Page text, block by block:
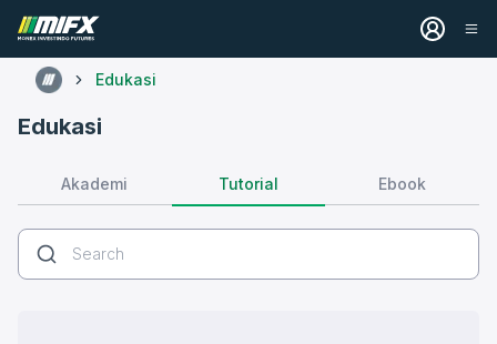
Edukasi
Edukasi
Akademi Tutorial Ebook